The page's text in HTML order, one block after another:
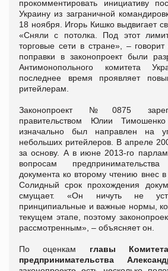
прокомментировать инициативу
Украину из заграничной
18 ноября. Игорь Кишко выдвигает
«Сняли с потолка. Под этот
торговые сети в стране», –
поправки в законопроект были
Антимонопольного комитета
последнее время проявляет
ритейлерам.
Законопроект №0875
правительством Юлии
изначально был направлен на
небольших ритейлеров. В апреле
за основу. А в июне 2013-го
вопросам
документа ко второму чтению внес в
Солидный срок прохождения
смущает. «Он ничуть не
принципиальные и важные нормы,
текущем этапе, поэтому
рассмотренным», – объясняет он.
По оценкам главы
предпринимательства